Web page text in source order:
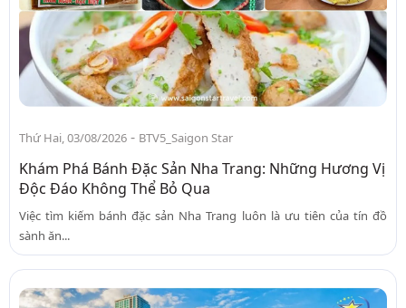
Thứ Hai, 03/08/2026 - BTV5_Saigon Star
Khám Phá Bánh Đặc Sản Nha Trang: Những Hương Vị
Độc Đáo Không Thể Bỏ Qua
Việc tìm kiếm bánh đặc sản Nha Trang luôn là ưu tiên của tín đồ
sành ăn...